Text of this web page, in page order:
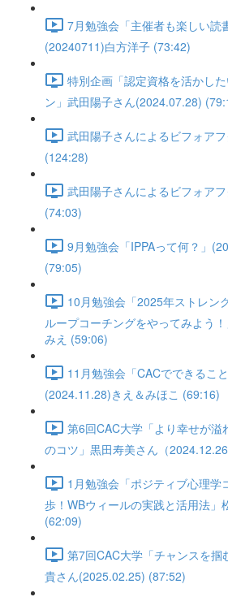
7月勉強会「主催者も楽しい読
(20240711)白方洋子 (73:42)
特別企画「認定資格を活かし
ン」武田陽子さん(2024.07.28)
武田陽子さんによるビフォア
(124:28)
武田陽子さんによるビフォア
(74:03)
9月勉強会「IPPAって何？」
(79:05)
10月勉強会「2025年ストレン
ループコーチングをやってみよう
みえ (59:06)
11月勉強会「CACでできるこ
(2024.11.28)きえ＆みほこ (69:16)
第6回CAC大学「より幸せが溢
のコツ」黒田寿美さん（
1月勉強会「ポジティブ心理学
歩！WBウィールの実践と活用法」
(62:09)
第7回CAC大学「チャンスを掴
貴さん(2025.02.25) (87:52)